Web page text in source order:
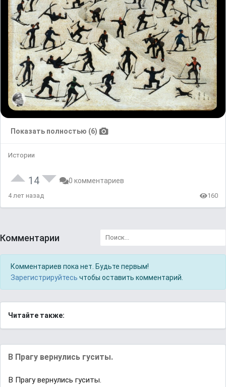
Показать полностью (6)
Истории
14 0 комментариев
4 лет назад 160
Комментарии
Комментариев пока нет. Будьте первым!
Зарегистрируйтесь чтобы оставить комментарий.
Читайте также:
В Прагу вернулись гуситы.
В Прагу вернулись гуситы.